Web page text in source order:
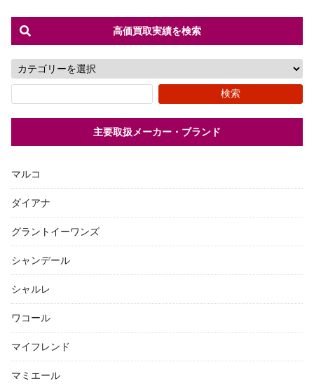
高価買取実績を検索
主要取扱メーカー・ブランド
マルコ
ダイアナ
グラントイーワンズ
シャンデール
シャルレ
ワコール
マイフレンド
マミエール